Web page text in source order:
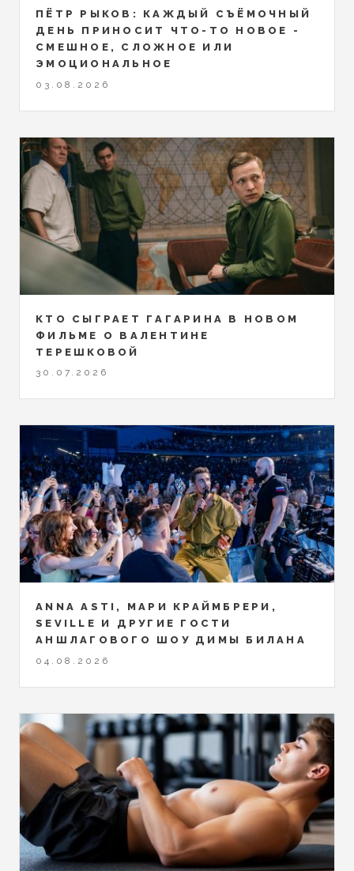
ПЁТР РЫКОВ: КАЖДЫЙ СЪЁМОЧНЫЙ
ДЕНЬ ПРИНОСИТ ЧТО-ТО НОВОЕ -
СМЕШНОЕ, СЛОЖНОЕ ИЛИ
ЭМОЦИОНАЛЬНОЕ
03.08.2026
КТО СЫГРАЕТ ГАГАРИНА В НОВОМ
ФИЛЬМЕ О ВАЛЕНТИНЕ
ТЕРЕШКОВОЙ
30.07.2026
ANNA ASTI, МАРИ КРАЙМБРЕРИ,
SEVILLE И ДРУГИЕ ГОСТИ
АНШЛАГОВОГО ШОУ ДИМЫ БИЛАНА
04.08.2026